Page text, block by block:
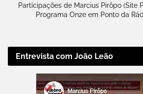
Participações de Marcius Pirôpo (Site
Programa Onze em Ponto da
Entrevista com João Leão